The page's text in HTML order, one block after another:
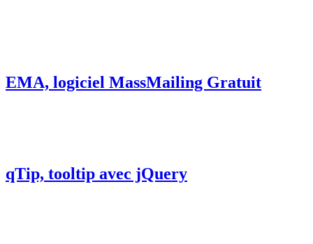
EMA, logiciel MassMailing Gratuit
qTip, tooltip avec jQuery